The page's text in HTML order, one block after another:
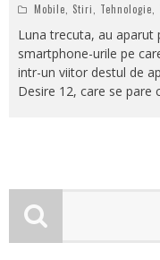
Mobile
Stiri Tehnologie
Luna trecuta, au aparut
smartphone-urile pe
intr-un viitor destul de
Desire 12, care se pare